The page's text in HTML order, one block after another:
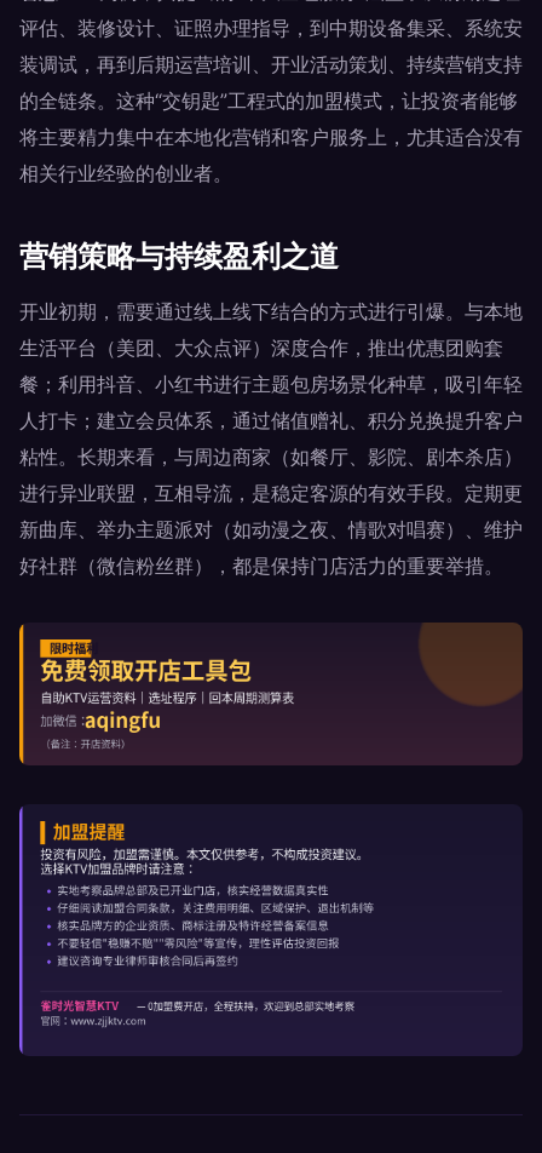
评估、装修设计、证照办理指导，到中期设备集采、系统安
装调试，再到后期运营培训、开业活动策划、持续营销支持
的全链条。这种“交钥匙”工程式的加盟模式，让投资者能够
将主要精力集中在本地化营销和客户服务上，尤其适合没有
相关行业经验的创业者。
营销策略与持续盈利之道
开业初期，需要通过线上线下结合的方式进行引爆。与本地
生活平台（美团、大众点评）深度合作，推出优惠团购套
餐；利用抖音、小红书进行主题包房场景化种草，吸引年轻
人打卡；建立会员体系，通过储值赠礼、积分兑换提升客户
粘性。长期来看，与周边商家（如餐厅、影院、剧本杀店）
进行异业联盟，互相导流，是稳定客源的有效手段。定期更
新曲库、举办主题派对（如动漫之夜、情歌对唱赛）、维护
好社群（微信粉丝群），都是保持门店活力的重要举措。